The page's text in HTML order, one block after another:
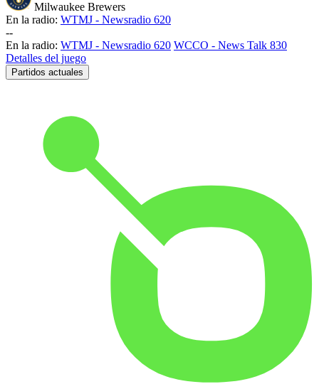
Milwaukee Brewers
En la radio: WTMJ - Newsradio 620
--
En la radio: WTMJ - Newsradio 620 WCCO - News Talk 830
Detalles del juego
Partidos actuales